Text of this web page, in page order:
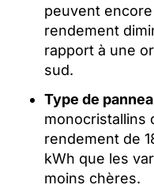
peuvent
rendement
rapport à une
sud.
Type de
monocristallins
rendement de
kWh que les
moins chères.